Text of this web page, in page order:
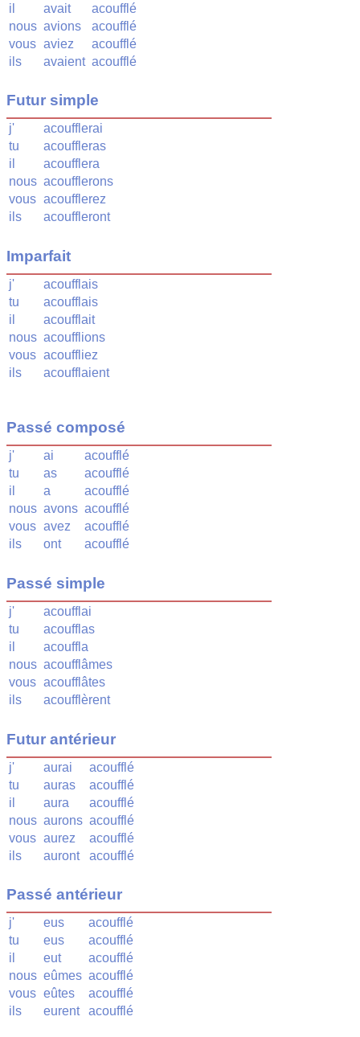
il
avait
acoufflé
nous avions
acoufflé
vous aviez
acoufflé
ils
avaient acoufflé
Futur simple
j'
acoufflerai
tu
acouffleras
il
acoufflera
nous acoufflerons
vous acoufflerez
ils
acouffleront
Imparfait
j'
acoufflais
tu
acoufflais
il
acoufflait
nous acoufflions
vous acouffliez
ils
acoufflaient
Passé composé
j' ai
acoufflé
tu
as
acoufflé
il
a
acoufflé
nous avons acoufflé
vous avez
acoufflé
ils
ont acoufflé
Passé simple
j'
acoufflai
tu
acoufflas
il
acouffla
nous acoufflâmes
vous acoufflâtes
ils
acoufflèrent
Futur antérieur
j' aurai
acoufflé
tu
auras
acoufflé
il
aura
acoufflé
nous aurons acoufflé
vous aurez
acoufflé
ils
auront acoufflé
Passé antérieur
j' eus
acoufflé
tu
eus
acoufflé
il
eut
acoufflé
nous eûmes acoufflé
vous eûtes
acoufflé
ils
eurent acoufflé